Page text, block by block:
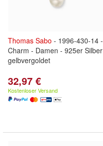
Thomas Sabo - 1996-430-14 -
Charm - Damen - 925er Silber
gelbvergoldet
32,97 €
Kostenloser Versand